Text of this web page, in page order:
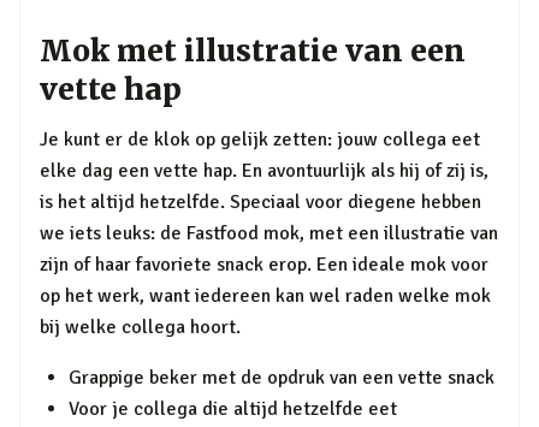
Mok met illustratie van een
vette hap
Je kunt er de klok op gelijk zetten: jouw collega eet
elke dag een vette hap. En avontuurlijk als hij of zij is,
is het altijd hetzelfde. Speciaal voor diegene hebben
we iets leuks: de Fastfood mok, met een illustratie van
zijn of haar favoriete snack erop. Een ideale mok voor
op het werk, want iedereen kan wel raden welke mok
bij welke collega hoort.
Grappige beker met de opdruk van een vette snack
Voor je collega die altijd hetzelfde eet